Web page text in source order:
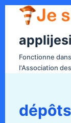
Fonctionne
l'Association